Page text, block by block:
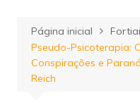
Página inicial
Pseudo-Psicoterapia:
Conspirações e
Reich